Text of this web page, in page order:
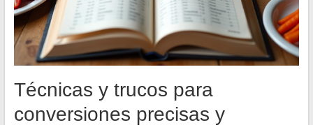
Técnicas y trucos para
conversiones precisas y